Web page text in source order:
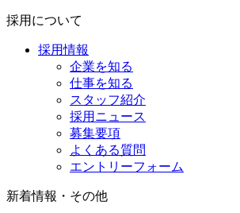
採用について
採用情報
企業を知る
仕事を知る
スタッフ紹介
採用ニュース
募集要項
よくある質問
エントリーフォーム
新着情報・その他